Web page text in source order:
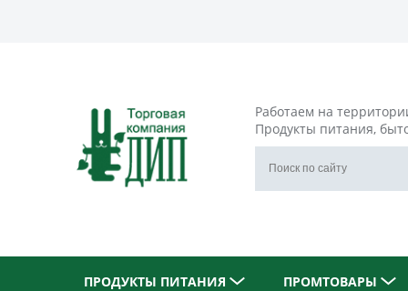
Работаем на
Продукты питания,
ПРОДУКТЫ ПИТАНИЯ ПРОМТОВАРЫ